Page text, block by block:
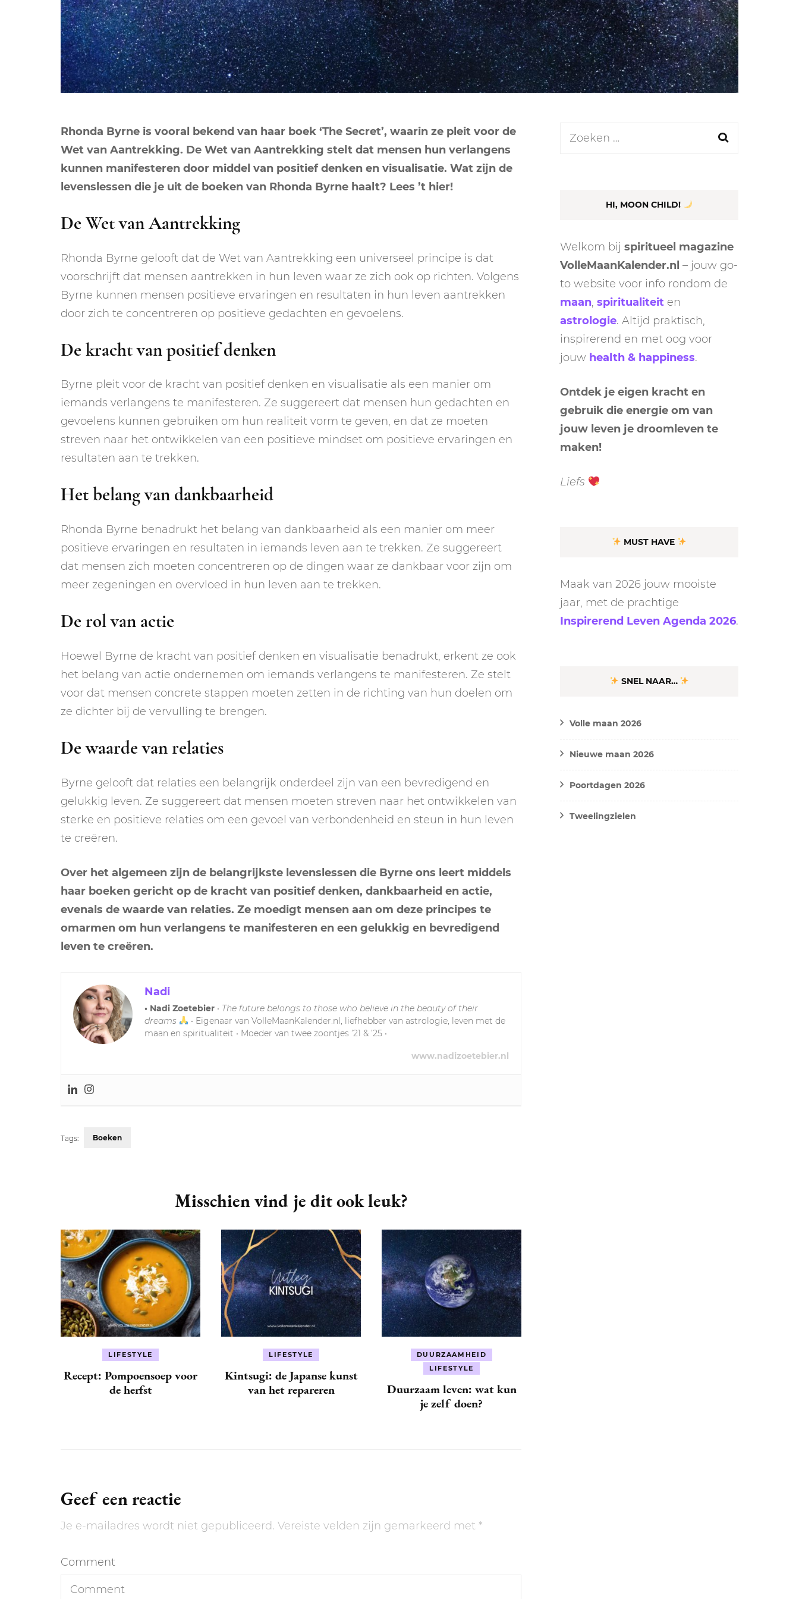
NEGENDE HUIS
TIENDE HUIS
ELFDE HUIS
NEPTUNUS
PLUTO
CHIRON
ORAKEL
RITUELEN
NIEUWE MAAN
RITUELEN
MERCURIUS
RETROGRADE RITUEEL
SPIRIT ANIMALS
Rhonda Byrne is vooral bekend van haar boek ‘The Secret’, waarin ze pleit voor de
Wet van Aantrekking. De Wet van Aantrekking stelt dat mensen hun verlangens
kunnen manifesteren door middel van positief denken en visualisatie. Wat zijn de
levenslessen die je uit de boeken van Rhonda Byrne haalt? Lees ’t hier!
De Wet van Aantrekking
Rhonda Byrne gelooft dat de Wet van Aantrekking een universeel principe is dat
voorschrijft dat mensen aantrekken in hun leven waar ze zich ook op richten. Volgens
Byrne kunnen mensen positieve ervaringen en resultaten in hun leven aantrekken
door zich te concentreren op positieve gedachten en gevoelens.
De kracht van positief denken
Byrne pleit voor de kracht van positief denken en visualisatie als een manier om
iemands verlangens te manifesteren. Ze suggereert dat mensen hun gedachten en
gevoelens kunnen gebruiken om hun realiteit vorm te geven, en dat ze moeten
streven naar het ontwikkelen van een positieve mindset om positieve ervaringen en
resultaten aan te trekken.
Het belang van dankbaarheid
Rhonda Byrne benadrukt het belang van dankbaarheid als een manier om meer
positieve ervaringen en resultaten in iemands leven aan te trekken. Ze suggereert
dat mensen zich moeten concentreren op de dingen waar ze dankbaar voor zijn om
meer zegeningen en overvloed in hun leven aan te trekken.
De rol van actie
Hoewel Byrne de kracht van positief denken en visualisatie benadrukt, erkent ze ook
het belang van actie ondernemen om iemands verlangens te manifesteren. Ze stelt
voor dat mensen concrete stappen moeten zetten in de richting van hun doelen om
ze dichter bij de vervulling te brengen.
De waarde van relaties
Byrne gelooft dat relaties een belangrijk onderdeel zijn van een bevredigend en
gelukkig leven. Ze suggereert dat mensen moeten streven naar het ontwikkelen van
sterke en positieve relaties om een gevoel van verbondenheid en steun in hun leven
te creëren.
Over het algemeen zijn de belangrijkste levenslessen die Byrne ons leert middels
haar boeken gericht op de kracht van positief denken, dankbaarheid en actie,
evenals de waarde van relaties. Ze moedigt mensen aan om deze principes te
omarmen om hun verlangens te manifesteren en een gelukkig en bevredigend
leven te creëren.
Nadi
• Nadi Zoetebier • The future belongs to those who believe in the beauty of their
dreams
• Eigenaar van VolleMaanKalender.nl, liefhebber van astrologie, leven met de
maan en spiritualiteit • Moeder van twee zoontjes ’21 & ’25 •
www.nadizoetebier.nl
Tags: Boeken
Misschien vind je dit ook leuk?
LIFESTYLE
Recept: Pompoensoep voor
de herfst
LIFESTYLE
Kintsugi: de Japanse kunst
van het repareren
DUURZAAMHEID
LIFESTYLE
Duurzaam leven: wat kun
je zelf doen?
Geef een reactie
Je e-mailadres wordt niet gepubliceerd. Vereiste velden zijn gemarkeerd met *
Comment
Zoeken
HI, MOON CHILD!
Welkom bij spiritueel magazine
VolleMaanKalender.nl – jouw go-
to website voor info rondom de
maan, spiritualiteit en
astrologie. Altijd praktisch,
inspirerend en met oog voor
jouw health & happiness.
Ontdek je eigen kracht en
gebruik die energie om van
jouw leven je droomleven te
maken!
Liefs
MUST HAVE
Maak van 2026 jouw mooiste
jaar, met de prachtige
Inspirerend Leven Agenda 2026.
SNEL NAAR…
Volle maan 2026
Nieuwe maan 2026
Poortdagen 2026
Tweelingzielen